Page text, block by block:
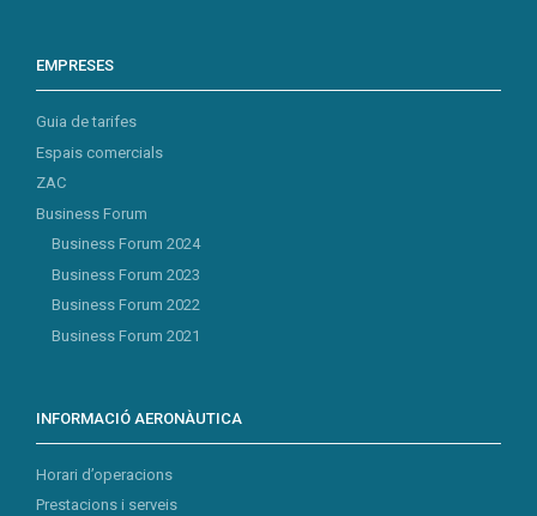
EMPRESES
Guia de tarifes
Espais comercials
ZAC
Business Forum
Business Forum 2024
Business Forum 2023
Business Forum 2022
Business Forum 2021
INFORMACIÓ AERONÀUTICA
Horari d’operacions
Prestacions i serveis